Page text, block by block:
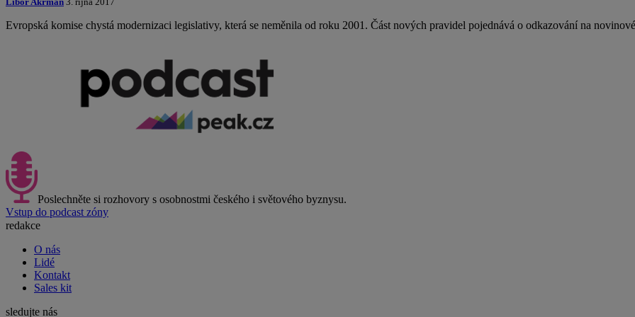
Evropská komise chystá modernizaci legislativy, která se neměnila od roku 2001. Část nových pravidel pojednává o odkazování na
Poslechněte si rozhovory s osobnostmi českého i světového byznysu.
Vstup do podcast zóny
redakce
O nás
Lidé
Kontakt
Sales kit
sledujte nás